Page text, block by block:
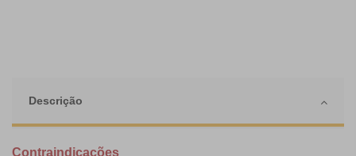
Descrição
Contraindicações